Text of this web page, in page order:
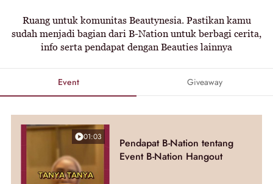
Ruang untuk komunitas Beautynesia. Pastikan kamu
sudah menjadi bagian dari B-Nation untuk berbagi cerita,
info serta pendapat dengan Beauties lainnya
Event Giveaway
01:03
Pendapat B-Nation tentang
Event B-Nation Hangout